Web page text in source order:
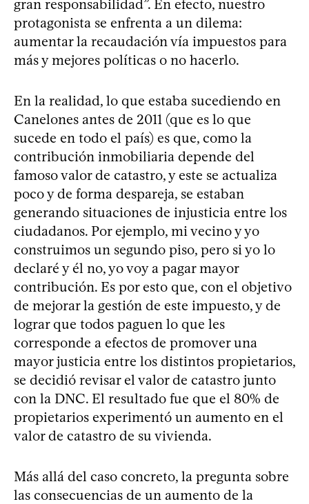
gran responsabilidad”. En efecto, nuestro
protagonista se enfrenta a un dilema:
aumentar la recaudación vía impuestos para
más y mejores políticas o no hacerlo.
En la realidad, lo que estaba sucediendo en
Canelones antes de 2011 (que es lo que
sucede en todo el país) es que, como la
contribución inmobiliaria depende del
famoso valor de catastro, y este se actualiza
poco y de forma despareja, se estaban
generando situaciones de injusticia entre los
ciudadanos. Por ejemplo, mi vecino y yo
construimos un segundo piso, pero si yo lo
declaré y él no, yo voy a pagar mayor
contribución. Es por esto que, con el objetivo
de mejorar la gestión de este impuesto, y de
lograr que todos paguen lo que les
corresponde a efectos de promover una
mayor justicia entre los distintos propietarios,
se decidió revisar el valor de catastro junto
con la DNC. El resultado fue que el 80% de
propietarios experimentó un aumento en el
valor de catastro de su vivienda.
Más allá del caso concreto, la pregunta sobre
las consecuencias de un aumento de la